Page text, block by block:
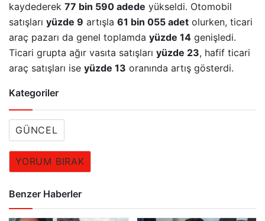
kaydederek 77 bin 590 adede yükseldi. Otomobil
satışları yüzde 9 artışla 61 bin 055 adet olurken, ticari
araç pazarı da genel toplamda yüzde 14 genişledi.
Ticari grupta ağır vasıta satışları yüzde 23, hafif ticari
araç satışları ise yüzde 13 oranında artış gösterdi.
Kategoriler
GÜNCEL
YORUM BIRAK
Benzer Haberler